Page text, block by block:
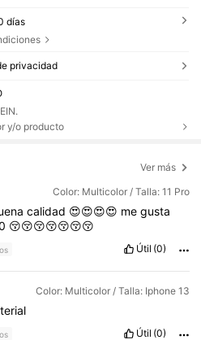
días
privacidad
y/o producto
Ver más
Color: Multicolor / Talla: 11 Pro
calidad 😍😍😍😍 me gusta
😚😚😚😚😚😚😚
Útil (0)
Color: Multicolor / Talla: Iphone 13
Útil (0)